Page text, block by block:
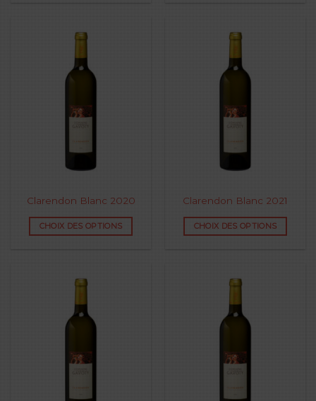
Clarendon Blanc 2020
CHOIX DES OPTIONS
Clarendon Blanc 2021
CHOIX DES OPTIONS